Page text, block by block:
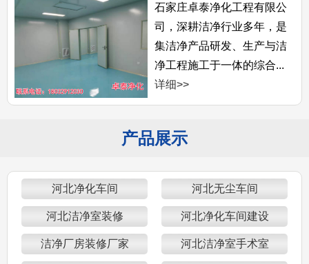
石家庄卓泰净化工程有限公
司，深耕洁净行业多年，是
集洁净产品研发、生产与洁
净工程施工于一体的综合...
详细>>
产品展示
河北净化车间 河北无尘车间
河北洁净室装修 河北净化车间建设
洁净厂房装修厂家 河北洁净室手术室